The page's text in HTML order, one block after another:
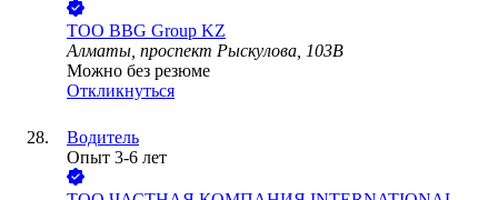
ТОО BBG Group KZ
Алматы, проспект Рыскулова, 103В
Можно без резюме
Откликнуться
Водитель
Опыт 3-6 лет